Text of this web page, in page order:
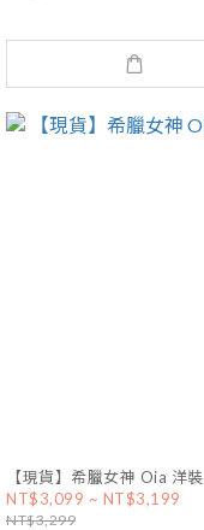
【現貨】希臘女神 Oia 洋裝
NT$3,099 ~ NT$3,199
NT$3,299